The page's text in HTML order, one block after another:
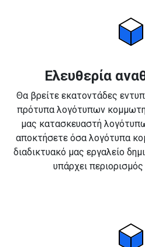
Ελευθερία
Θα βρείτε εκατοντάδες
πρότυπα λογότυπων
μας κατασκευαστή
αποκτήσετε όσα λογότυπα
διαδικτυακό μας εργαλείο
υπάρχει